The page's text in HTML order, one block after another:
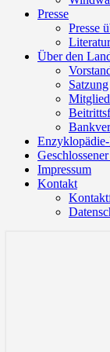
Presse
Presse
Über den
Satzung
Impressum
Kontakt